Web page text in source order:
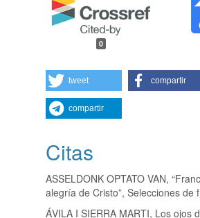
0
tweet compartir
compartir
Citas
ASSELDONK OPTATO VAN,
alegría de Cristo”, Selecciones
ÁVILA I SIERRA MARTI, Los ojos